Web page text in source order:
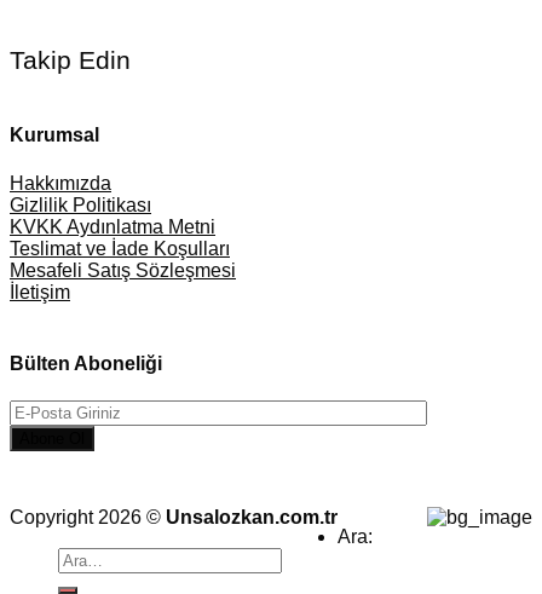
Takip Edin
Kurumsal
Hakkımızda
Gizlilik Politikası
KVKK Aydınlatma Metni
Teslimat ve İade Koşulları
Mesafeli Satış Sözleşmesi
İletişim
Bülten Aboneliği
Copyright 2026 © Unsalozkan.com.tr
Ara: